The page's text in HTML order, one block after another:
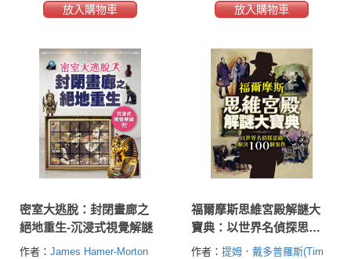
放入購物車 放入購物車
密室大逃脫：封閉畫廊之
絕地重生-沉浸式視覺解謎
作者： James Hamer-Morton
福爾摩斯思維宮殿解謎大
寶典：以世界名偵探思路
解決100個案件
作者： 提姆．戴多普羅斯(Tim